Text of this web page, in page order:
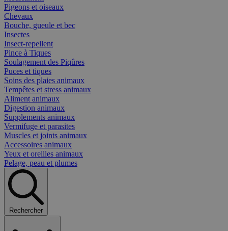
Pigeons et oiseaux
Chevaux
Bouche, gueule et bec
Insectes
Insect-repellent
Pince à Tiques
Soulagement des Piqûres
Puces et tiques
Soins des plaies animaux
Tempêtes et stress animaux
Aliment animaux
Digestion animaux
Supplements animaux
Vermifuge et parasites
Muscles et joints animaux
Accessoires animaux
Yeux et oreilles animaux
Pelage, peau et plumes
Rechercher